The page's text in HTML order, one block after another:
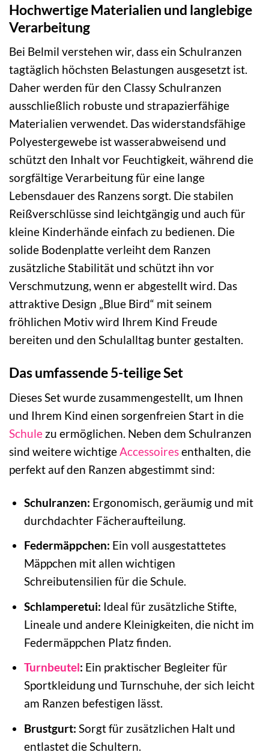
Hochwertige Materialien und langlebige
Verarbeitung
Bei Belmil verstehen wir, dass ein Schulranzen
tagtäglich höchsten Belastungen ausgesetzt ist.
Daher werden für den Classy Schulranzen
ausschließlich robuste und strapazierfähige
Materialien verwendet. Das widerstandsfähige
Polyestergewebe ist wasserabweisend und
schützt den Inhalt vor Feuchtigkeit, während die
sorgfältige Verarbeitung für eine lange
Lebensdauer des Ranzens sorgt. Die stabilen
Reißverschlüsse sind leichtgängig und auch für
kleine Kinderhände einfach zu bedienen. Die
solide Bodenplatte verleiht dem Ranzen
zusätzliche Stabilität und schützt ihn vor
Verschmutzung, wenn er abgestellt wird. Das
attraktive Design „Blue Bird“ mit seinem
fröhlichen Motiv wird Ihrem Kind Freude
bereiten und den Schulalltag bunter gestalten.
Das umfassende 5-teilige Set
Dieses Set wurde zusammengestellt, um Ihnen
und Ihrem Kind einen sorgenfreien Start in die
Schule zu ermöglichen. Neben dem Schulranzen
sind weitere wichtigeAccessoiresenthalten, die
perfekt auf den Ranzen abgestimmt sind:
Schulranzen: Ergonomisch, geräumig und mit
durchdachter Fächeraufteilung.
Federmäppchen: Ein voll ausgestattetes
Mäppchen mit allen wichtigen
Schreibutensilien für die Schule.
Schlamperetui: Ideal für zusätzliche Stifte,
Lineale und andere Kleinigkeiten, die nicht im
Federmäppchen Platz finden.
Turnbeutel: Ein praktischer Begleiter für
Sportkleidung und Turnschuhe, der sich leicht
am Ranzen befestigen lässt.
Brustgurt: Sorgt für zusätzlichen Halt und
entlastet die Schultern.